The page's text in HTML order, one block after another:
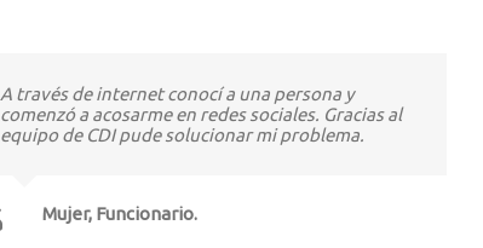
A través de internet conocí a una persona y
comenzó a acosarme en redes sociales. Gracias al
equipo de CDI pude solucionar mi problema.
Mujer, Funcionario.